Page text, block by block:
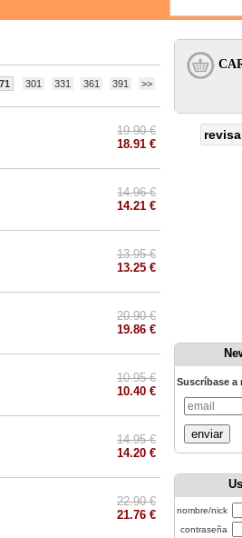
301 331 361 391 >>
19.90 €
18.91 €
14.96 €
14.21 €
13.95 €
13.25 €
20.90 €
19.86 €
10.95 €
10.40 €
14.95 €
14.20 €
22.90 €
21.76 €
Suscríbase a
enviar
nombre/nick
contraseña